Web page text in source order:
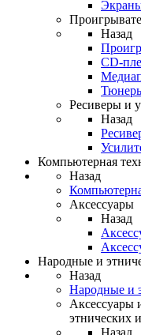
Назад
CD-
Ресиверы и
Назад
Компьютерная
Назад
Аксессуары
Назад
Народные и
Назад
Народные и
Аксессуары
этнических
Назад